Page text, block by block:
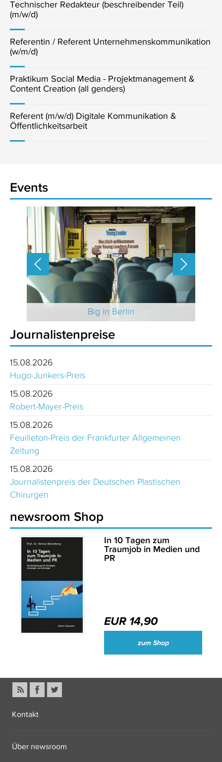
Technischer Redakteur (beschreibender Teil)
(m/w/d)
Referentin / Referent Unternehmenskommunikation
(w/m/d)
Praktikum Social Media - Projektmanagement &
Content Creation (all genders)
Referent (m/w/d) Digitale Kommunikation &
Öffentlichkeitsarbeit
Events
Big in Berlin
Journalistenpreise
15.08.2026
Hugo-Junkers-Preis
15.08.2026
Robert-Mayer-Preis
15.08.2026
Feuilleton-Preis der Frankfurter Allgemeinen
Zeitung
15.08.2026
Journalistenpreis der Deutschen Plastischen
Chirurgen
newsroom Shop
In 10 Tagen zum
Traumjob in Medien und
PR
EUR 14,90
zum Shop
Kontakt
Über newsroom